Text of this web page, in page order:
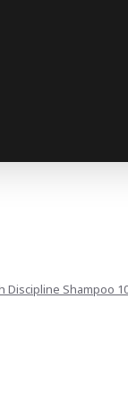
Discipline Shampoo